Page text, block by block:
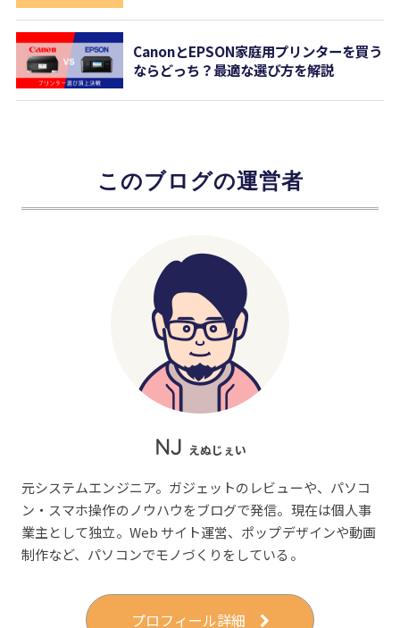
CanonとEPSON家庭用プリンターを買う
ならどっち？最適な選び方を解説
このブログの運営者
NJ えぬじぇい
元システムエンジニア。ガジェットのレビューや、パソコ
ン・スマホ操作のノウハウをブログで発信。現在は個人事
業主として独立。Web サイト運営、ポップデザインや動画
制作など、パソコンでモノづくりをしている。
プロフィール詳細